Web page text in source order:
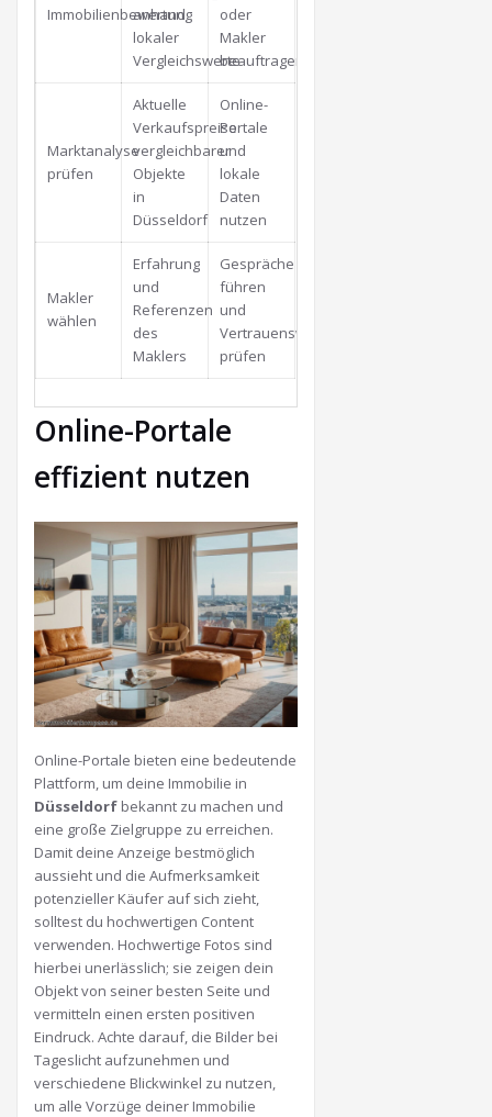
Immobilienbewertung
anhand
lokaler
Vergleichswerte
oder
Makler
beauftragen
Marktanalyse
prüfen
Aktuelle
Verkaufspreise
vergleichbarer
Objekte
in
Düsseldorf
Online-
Portale
und
lokale
Daten
nutzen
Makler
wählen
Erfahrung
und
Referenzen
des
Maklers
Gespräche
führen
und
Vertrauenswürdigkeit
prüfen
Online-Portale
effizient nutzen
Online-Portale bieten eine bedeutende
Plattform, um deine Immobilie in
Düsseldorf bekannt zu machen und
eine große Zielgruppe zu erreichen.
Damit deine Anzeige bestmöglich
aussieht und die Aufmerksamkeit
potenzieller Käufer auf sich zieht,
solltest du hochwertigen Content
verwenden. Hochwertige Fotos sind
hierbei unerlässlich; sie zeigen dein
Objekt von seiner besten Seite und
vermitteln einen ersten positiven
Eindruck. Achte darauf, die Bilder bei
Tageslicht aufzunehmen und
verschiedene Blickwinkel zu nutzen,
um alle Vorzüge deiner Immobilie